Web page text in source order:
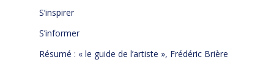
S’inspirer
S’informer
Résumé : « le guide de l’artiste », Frédéric Brière